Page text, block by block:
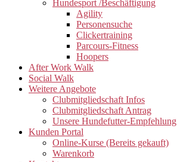
Hundesport /Beschäftigung
Agility
Personensuche
Clickertraining
Parcours-Fitness
Hoopers
After Work Walk
Social Walk
Weitere Angebote
Clubmitgliedschaft Infos
Clubmitgliedschaft Antrag
Unsere Hundefutter-Empfehlung
Kunden Portal
Online-Kurse (Bereits gekauft)
Warenkorb